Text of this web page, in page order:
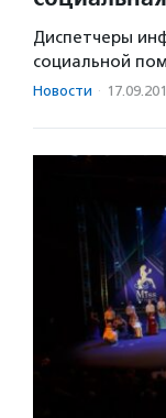
Диспетчеры
социальной
Новости ·